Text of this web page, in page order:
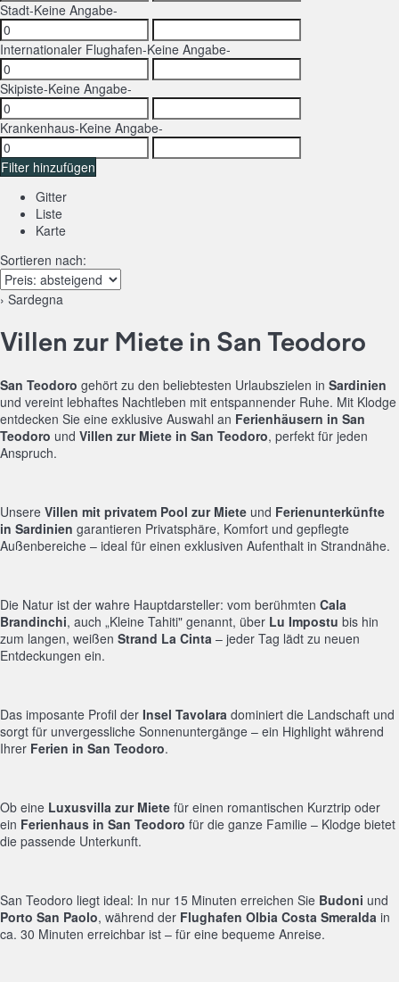
Stadt-Keine Angabe-
Internationaler Flughafen-Keine Angabe-
Skipiste-Keine Angabe-
Krankenhaus-Keine Angabe-
Filter hinzufügen
Gitter
Liste
Karte
Sortieren nach:
› Sardegna
Villen zur Miete in San Teodoro
San Teodoro gehört zu den beliebtesten Urlaubszielen in Sardinien
und vereint lebhaftes Nachtleben mit entspannender Ruhe. Mit Klodge
entdecken Sie eine exklusive Auswahl an Ferienhäusern in San
Teodoro und Villen zur Miete in San Teodoro, perfekt für jeden
Anspruch.
Unsere Villen mit privatem Pool zur Miete und Ferienunterkünfte
in Sardinien garantieren Privatsphäre, Komfort und gepflegte
Außenbereiche – ideal für einen exklusiven Aufenthalt in Strandnähe.
Die Natur ist der wahre Hauptdarsteller: vom berühmten Cala
Brandinchi, auch „Kleine Tahiti" genannt, über Lu Impostu bis hin
zum langen, weißen Strand La Cinta – jeder Tag lädt zu neuen
Entdeckungen ein.
Das imposante Profil der Insel Tavolara dominiert die Landschaft und
sorgt für unvergessliche Sonnenuntergänge – ein Highlight während
Ihrer Ferien in San Teodoro.
Ob eine Luxusvilla zur Miete für einen romantischen Kurztrip oder
ein Ferienhaus in San Teodoro für die ganze Familie – Klodge bietet
die passende Unterkunft.
San Teodoro liegt ideal: In nur 15 Minuten erreichen Sie Budoni und
Porto San Paolo, während der Flughafen Olbia Costa Smeralda in
ca. 30 Minuten erreichbar ist – für eine bequeme Anreise.